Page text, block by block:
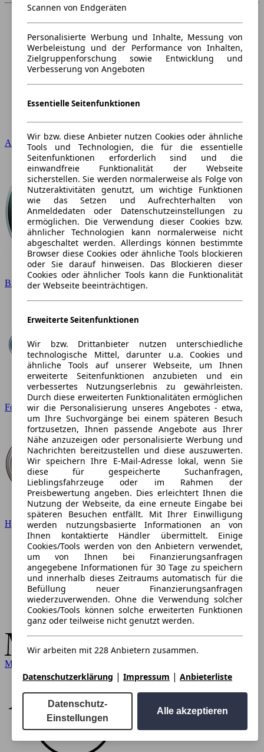
Audi
BMW
Ford
Hyundai
Mercedes-Benz
Scannen von Endgeräten
Personalisierte Werbung und Inhalte, Messung von
Werbeleistung und der Performance von Inhalten,
Zielgruppenforschung sowie Entwicklung und
Verbesserung von Angeboten
Essentielle Seitenfunktionen
Wir bzw. diese Anbieter nutzen Cookies oder ähnliche
Tools und Technologien, die für die essentielle
Seitenfunktionen erforderlich sind und die
einwandfreie Funktionalität der Webseite
sicherstellen. Sie werden normalerweise als Folge von
Nutzeraktivitäten genutzt, um wichtige Funktionen
wie das Setzen und Aufrechterhalten von
Anmeldedaten oder Datenschutzeinstellungen zu
ermöglichen. Die Verwendung dieser Cookies bzw.
ähnlicher Technologien kann normalerweise nicht
abgeschaltet werden. Allerdings können bestimmte
Browser diese Cookies oder ähnliche Tools blockieren
oder Sie darauf hinweisen. Das Blockieren dieser
Cookies oder ähnlicher Tools kann die Funktionalität
der Webseite beeinträchtigen.
Erweiterte Seitenfunktionen
Wir bzw. Drittanbieter nutzen unterschiedliche
technologische Mittel, darunter u.a. Cookies und
ähnliche Tools auf unserer Webseite, um Ihnen
erweiterte Seitenfunktionen anzubieten und ein
verbessertes Nutzungserlebnis zu gewährleisten.
Durch diese erweiterten Funktionalitäten ermöglichen
wir die Personalisierung unseres Angebotes - etwa,
um Ihre Suchvorgänge bei einem späteren Besuch
fortzusetzen, Ihnen passende Angebote aus Ihrer
Nähe anzuzeigen oder personalisierte Werbung und
Nachrichten bereitzustellen und diese auszuwerten.
Wir speichern Ihre E-Mail-Adresse lokal, wenn Sie
diese für gespeicherte Suchanfragen,
Lieblingsfahrzeuge oder im Rahmen der
Preisbewertung angeben. Dies erleichtert Ihnen die
Nutzung der Webseite, da eine erneute Eingabe bei
späteren Besuchen entfällt. Mit Ihrer Einwilligung
werden nutzungsbasierte Informationen an von
Ihnen kontaktierte Händler übermittelt. Einige
Cookies/Tools werden von den Anbietern verwendet,
um von Ihnen bei Finanzierungsanfragen
angegebene Informationen für 30 Tage zu speichern
und innerhalb dieses Zeitraums automatisch für die
Befüllung neuer Finanzierungsanfragen
wiederzuverwenden. Ohne die Verwendung solcher
Cookies/Tools können solche erweiterten Funktionen
ganz oder teilweise nicht genutzt werden.
Wir arbeiten mit 228 Anbietern zusammen.
Datenschutzerklärung | Impressum | Anbieterliste
Datenschutz-
Einstellungen
Alle akzeptieren